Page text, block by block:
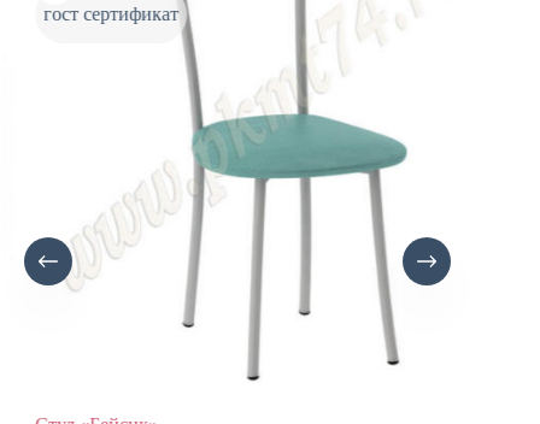
гост сертификат